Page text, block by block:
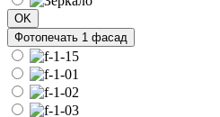
OK
Фотопечать 1 фасад